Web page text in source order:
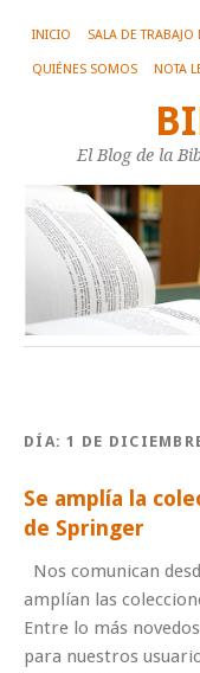
INICIO SALA DE
QUIÉNES SOMOS NOTA
El Blog de la
DÍA:1 DE
Se amplía la
de Springer
Nos comunican
amplían las
Entre lo más
para nuestros